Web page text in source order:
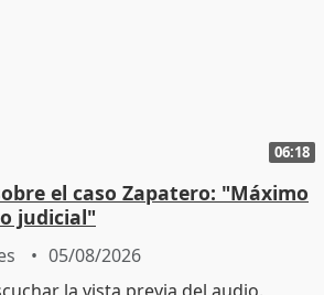
06:18
el caso Zapatero: "Máximo
judicial"
05/08/2026